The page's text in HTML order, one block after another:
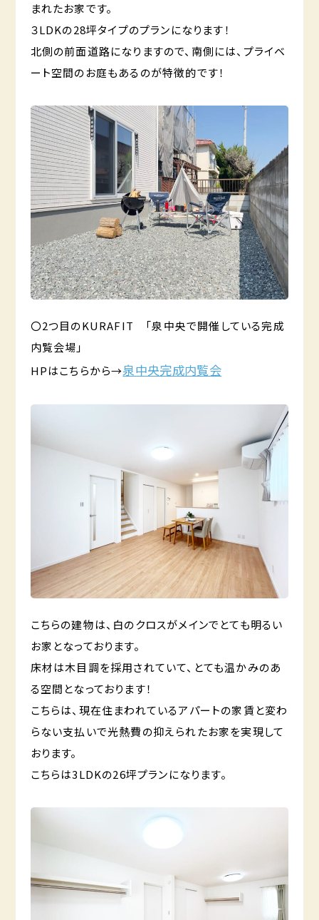
まれたお家です。
３LDKの28坪タイプのプランになります！
北側の前面道路になりますので、南側には、プライベ
ート空間のお庭もあるのが特徴的です！
〇2つ目のKURAFIT 「泉中央で開催している完成
内覧会場」
HPはこちらから→泉中央完成内覧会
こちらの建物は、白のクロスがメインでとても明るい
お家となっております。
床材は木目調を採用されていて、とても温かみのあ
る空間となっております！
こちらは、現在住まわれているアパートの家賃と変わ
らない支払いで光熱費の抑えられたお家を実現して
おります。
こちらは3LDKの26坪プランになります。